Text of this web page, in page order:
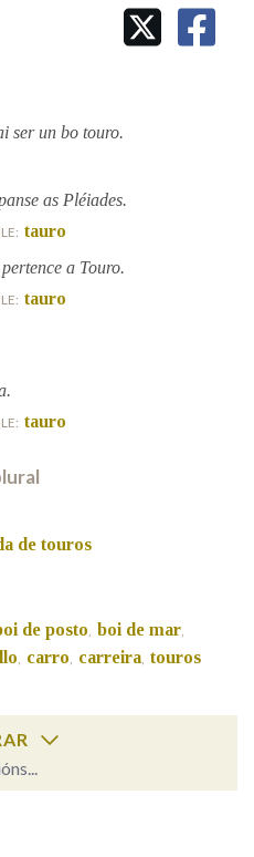
CORPORATIVA
DEL ADALID
HOMENAXEADAS
DAS LETRAS
ser un bo touro.
as Pléiades.
tauro
a Touro.
tauro
tauro
de touros
de posto, boi de mar,
, carro, carreira, touros